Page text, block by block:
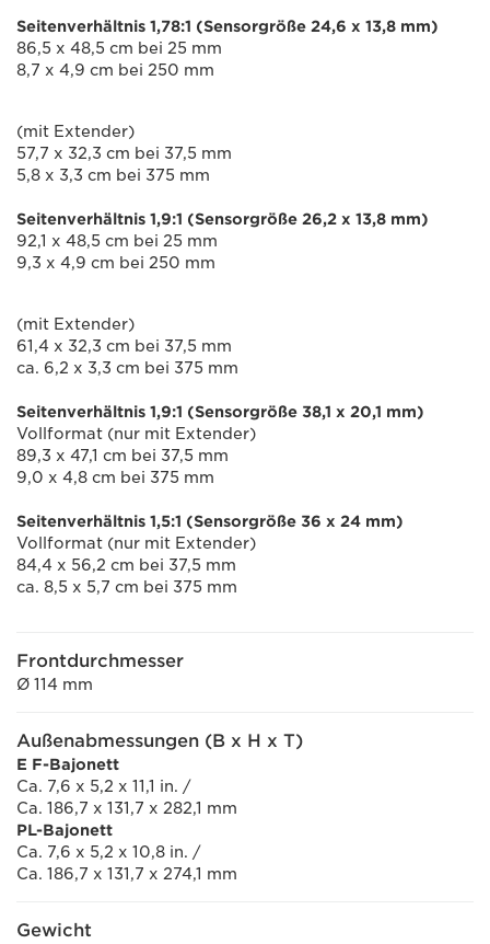
Seitenverhältnis 1,78:1 (Sensorgröße 24,6 x 13,8 mm)
86,5 x 48,5 cm bei 25 mm
8,7 x 4,9 cm bei 250 mm
(mit Extender)
57,7 x 32,3 cm bei 37,5 mm
5,8 x 3,3 cm bei 375 mm
Seitenverhältnis 1,9:1 (Sensorgröße 26,2 x 13,8 mm)
92,1 x 48,5 cm bei 25 mm
9,3 x 4,9 cm bei 250 mm
(mit Extender)
61,4 x 32,3 cm bei 37,5 mm
ca. 6,2 x 3,3 cm bei 375 mm
Seitenverhältnis 1,9:1 (Sensorgröße 38,1 x 20,1 mm)
Vollformat (nur mit Extender)
89,3 x 47,1 cm bei 37,5 mm
9,0 x 4,8 cm bei 375 mm
Seitenverhältnis 1,5:1 (Sensorgröße 36 x 24 mm)
Vollformat (nur mit Extender)
84,4 x 56,2 cm bei 37,5 mm
ca. 8,5 x 5,7 cm bei 375 mm
Frontdurchmesser
Ø 114 mm
Außenabmessungen (B x H x T)
E F-Bajonett
Ca. 7,6 x 5,2 x 11,1 in. /
Ca. 186,7 x 131,7 x 282,1 mm
PL-Bajonett
Ca. 7,6 x 5,2 x 10,8 in. /
Ca. 186,7 x 131,7 x 274,1 mm
Gewicht